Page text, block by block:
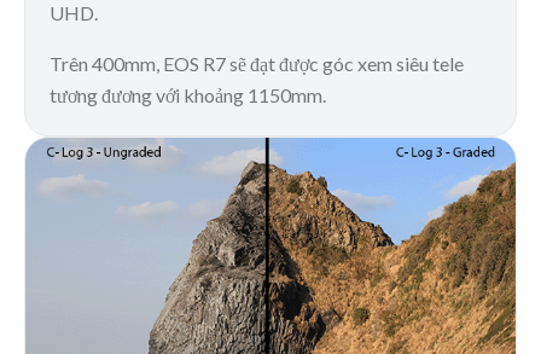
UHD.
Trên 400mm, EOS R7 sẽ đạt được góc xem siêu tele
tương đương với khoảng 1150mm.